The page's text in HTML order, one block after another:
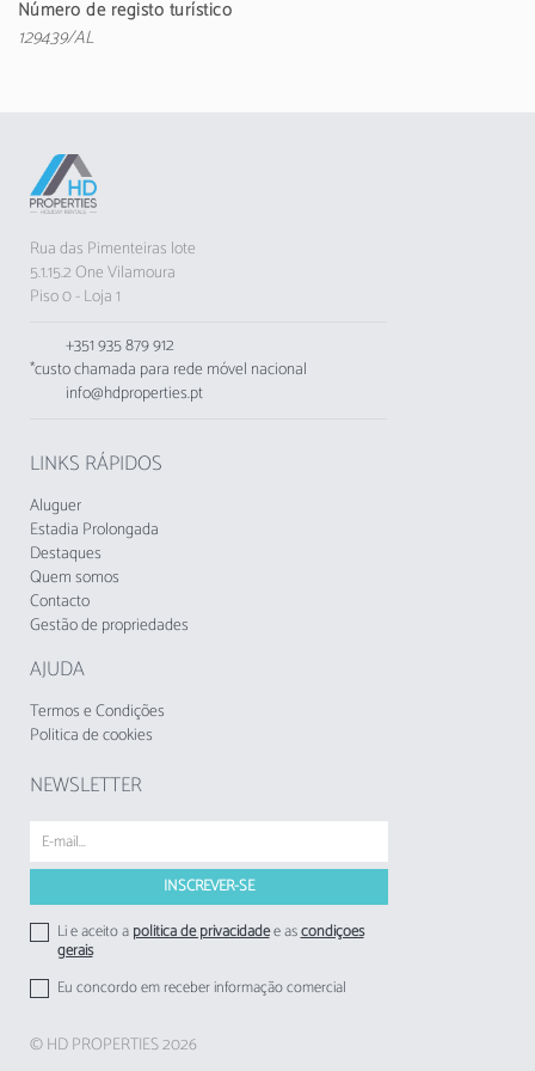
frigorífico, microondas, congelador, máquina
idade mínima: 25 anos.
desde1 de novembro de 2024, deverá cobrada
pelos empreendimentos turísticos e
estabelecimentos de alojamento local aos
Número de registo turístico
129439/AL
Rua das Pimenteiras lote
5.1.15.2 One Vilamoura
Piso 0 - Loja 1
+351 935 879 912
*custo chamada para rede móvel nacional
info@hdproperties.pt
LINKS RÁPIDOS
Aluguer
Estadia Prolongada
Destaques
Quem somos
Contacto
Gestão de propriedades
AJUDA
Termos e Condições
Politica de cookies
NEWSLETTER
Li e aceito apolitica de privacidadee ascondições
gerais
Eu concordo em receber informação comercial
© HD PROPERTIES 2026